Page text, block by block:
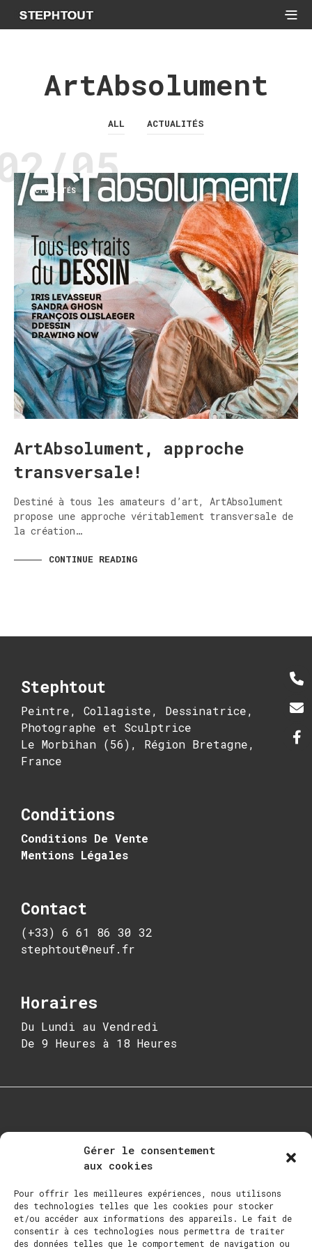
Gérer le consentement
aux cookies
Pour offrir les meilleures expériences, nous utilisons
des technologies telles que les cookies pour stocker
et/ou accéder aux informations des appareils. Le fait de
consentir à ces technologies nous permettra de traiter
des données telles que le comportement de navigation ou
ArtAbsolument
ALL ACTUALITÉS
05
ACTUALITÉS
ArtAbsolument, approche
transversale!
Destiné à tous les amateurs d’art, ArtAbsolument
propose une approche véritablement transversale de
la création…
CONTINUE READING
Stephtout
Peintre, Collagiste, Dessinatrice,
Photographe et Sculptrice
Le Morbihan (56), Région Bretagne,
France
Conditions
Conditions De Vente
Mentions Légales
Contact
(+33) 6 61 86 30 32
stephtout@neuf.fr
Horaires
Du Lundi au Vendredi
De 9 Heures à 18 Heures
Qui Suis-Je?
À Propos
Galerie